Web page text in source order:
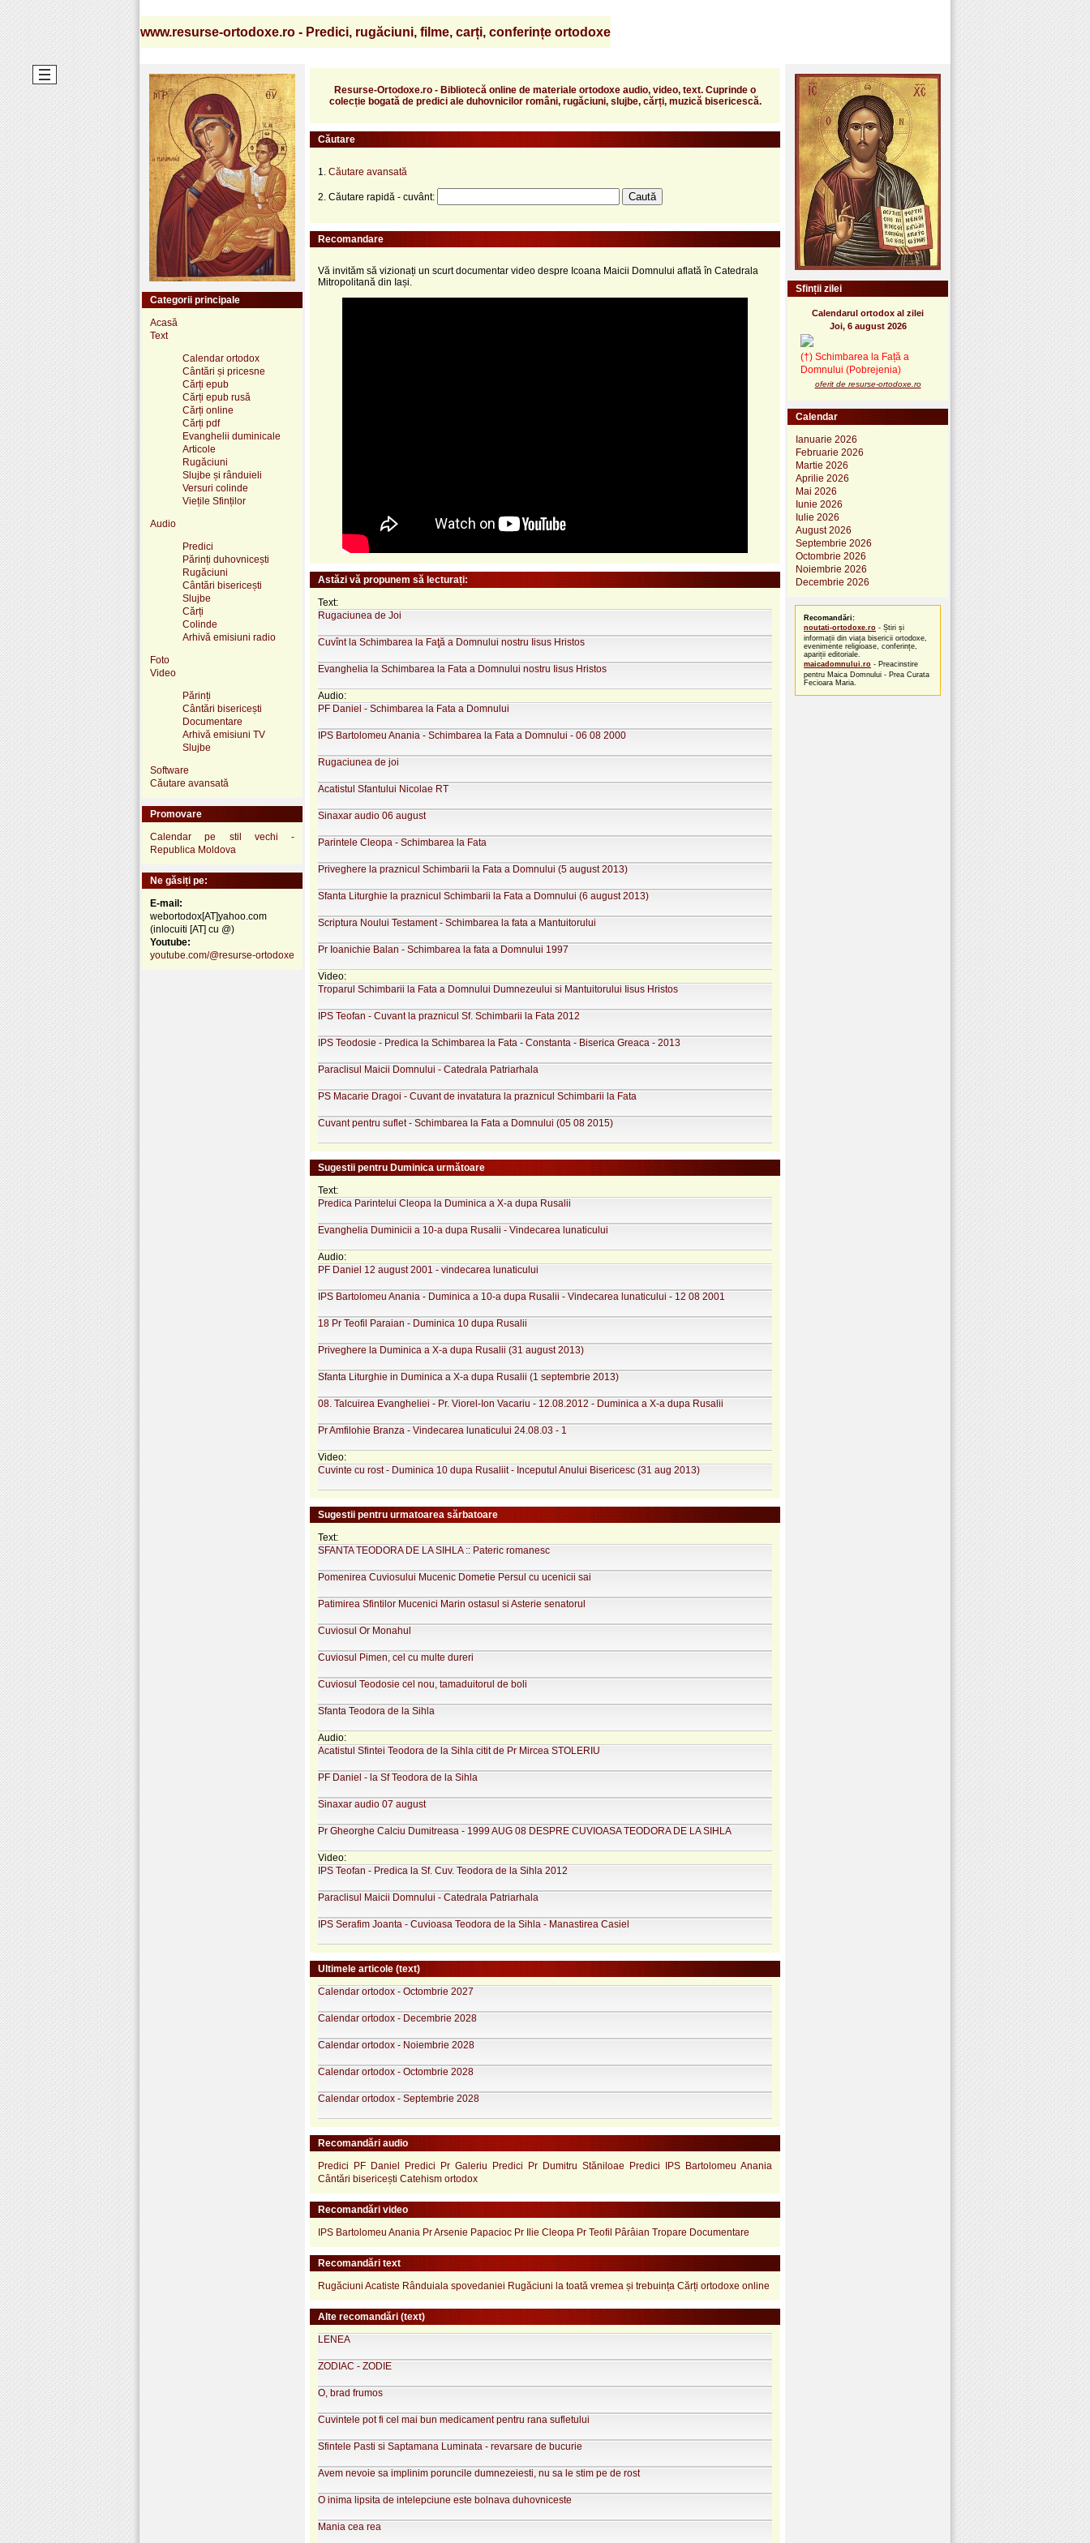
www.resurse-ortodoxe.ro - Predici, rugăciuni, filme, carți, conferințe ortodoxe
Categorii principale
Acasă
Text
Calendar ortodox
Cântări și pricesne
Cărți epub
Cărți epub rusă
Cărți online
Cărți pdf
Evanghelii duminicale
Articole
Rugăciuni
Slujbe și rânduieli
Versuri colinde
Viețile Sfinților
Audio
Predici
Părinți duhovnicești
Rugăciuni
Cântări bisericești
Slujbe
Cărți
Colinde
Arhivă emisiuni radio
Foto
Video
Părinți
Cântări bisericești
Documentare
Arhivă emisiuni TV
Slujbe
Software
Căutare avansată
Promovare
Calendar pe stil vechi -
Republica Moldova
Ne găsiți pe:
E-mail:
webortodox[AT]yahoo.com
(inlocuiti [AT] cu @)
Youtube:
youtube.com/@resurse-ortodoxe
Resurse-Ortodoxe.ro - Bibliotecă online de materiale ortodoxe audio, video, text. Cuprinde o
colecție bogată de predici ale duhovnicilor români, rugăciuni, slujbe, cărți, muzică bisericescă.
Căutare
1. Căutare avansată
2. Căutare rapidă - cuvânt:
Recomandare
Vă invităm să vizionați un scurt documentar video despre Icoana Maicii Domnului aflată în Catedrala
Mitropolitană din Iași.
Astăzi vă propunem să lecturați:
Text:
Rugaciunea de Joi
Cuvînt la Schimbarea la Faţă a Domnului nostru Iisus Hristos
Evanghelia la Schimbarea la Fata a Domnului nostru Iisus Hristos
Audio:
PF Daniel - Schimbarea la Fata a Domnului
IPS Bartolomeu Anania - Schimbarea la Fata a Domnului - 06 08 2000
Rugaciunea de joi
Acatistul Sfantului Nicolae RT
Sinaxar audio 06 august
Parintele Cleopa - Schimbarea la Fata
Priveghere la praznicul Schimbarii la Fata a Domnului (5 august 2013)
Sfanta Liturghie la praznicul Schimbarii la Fata a Domnului (6 august 2013)
Scriptura Noului Testament - Schimbarea la fata a Mantuitorului
Pr Ioanichie Balan - Schimbarea la fata a Domnului 1997
Video:
Troparul Schimbarii la Fata a Domnului Dumnezeului si Mantuitorului Iisus Hristos
IPS Teofan - Cuvant la praznicul Sf. Schimbarii la Fata 2012
IPS Teodosie - Predica la Schimbarea la Fata - Constanta - Biserica Greaca - 2013
Paraclisul Maicii Domnului - Catedrala Patriarhala
PS Macarie Dragoi - Cuvant de invatatura la praznicul Schimbarii la Fata
Cuvant pentru suflet - Schimbarea la Fata a Domnului (05 08 2015)
Sugestii pentru Duminica următoare
Text:
Predica Parintelui Cleopa la Duminica a X-a dupa Rusalii
Evanghelia Duminicii a 10-a dupa Rusalii - Vindecarea lunaticului
Audio:
PF Daniel 12 august 2001 - vindecarea lunaticului
IPS Bartolomeu Anania - Duminica a 10-a dupa Rusalii - Vindecarea lunaticului - 12 08 2001
18 Pr Teofil Paraian - Duminica 10 dupa Rusalii
Priveghere la Duminica a X-a dupa Rusalii (31 august 2013)
Sfanta Liturghie in Duminica a X-a dupa Rusalii (1 septembrie 2013)
08. Talcuirea Evangheliei - Pr. Viorel-Ion Vacariu - 12.08.2012 - Duminica a X-a dupa Rusalii
Pr Amfilohie Branza - Vindecarea lunaticului 24.08.03 - 1
Video:
Cuvinte cu rost - Duminica 10 dupa Rusaliit - Inceputul Anului Bisericesc (31 aug 2013)
Sugestii pentru urmatoarea sărbatoare
Text:
SFANTA TEODORA DE LA SIHLA :: Pateric romanesc
Pomenirea Cuviosului Mucenic Dometie Persul cu ucenicii sai
Patimirea Sfintilor Mucenici Marin ostasul si Asterie senatorul
Cuviosul Or Monahul
Cuviosul Pimen, cel cu multe dureri
Cuviosul Teodosie cel nou, tamaduitorul de boli
Sfanta Teodora de la Sihla
Audio:
Acatistul Sfintei Teodora de la Sihla citit de Pr Mircea STOLERIU
PF Daniel - la Sf Teodora de la Sihla
Sinaxar audio 07 august
Pr Gheorghe Calciu Dumitreasa - 1999 AUG 08 DESPRE CUVIOASA TEODORA DE LA SIHLA
Video:
IPS Teofan - Predica la Sf. Cuv. Teodora de la Sihla 2012
Paraclisul Maicii Domnului - Catedrala Patriarhala
IPS Serafim Joanta - Cuvioasa Teodora de la Sihla - Manastirea Casiel
Ultimele articole (text)
Calendar ortodox - Octombrie 2027
Calendar ortodox - Decembrie 2028
Calendar ortodox - Noiembrie 2028
Calendar ortodox - Octombrie 2028
Calendar ortodox - Septembrie 2028
Recomandări audio
Predici PF Daniel
Predici Pr Galeriu Predici Pr Dumitru Stăniloae
Predici IPS Bartolomeu Anania
Cântări bisericești Catehism ortodox
Recomandări video
IPS Bartolomeu Anania Pr Arsenie Papacioc Pr Ilie Cleopa Pr Teofil Pârâian Tropare Documentare
Recomandări text
Rugăciuni Acatiste Rânduiala spovedaniei Rugăciuni la toată vremea și trebuința Cărți ortodoxe online
Alte recomandări (text)
LENEA
ZODIAC - ZODIE
O, brad frumos
Cuvintele pot fi cel mai bun medicament pentru rana sufletului
Sfintele Pasti si Saptamana Luminata - revarsare de bucurie
Avem nevoie sa implinim poruncile dumnezeiesti, nu sa le stim pe de rost
O inima lipsita de intelepciune este bolnava duhovniceste
Mania cea rea
Sfinții zilei
Calendarul ortodox al zilei
Joi, 6 august 2026
(†) Schimbarea la Față a
Domnului (Pobrejenia)
oferit de resurse-ortodoxe.ro
Calendar
Ianuarie 2026
Februarie 2026
Martie 2026
Aprilie 2026
Mai 2026
Iunie 2026
Iulie 2026
August 2026
Septembrie 2026
Octombrie 2026
Noiembrie 2026
Decembrie 2026
Recomandări:
noutati-ortodoxe.ro - Știri și
informații din viața bisericii ortodoxe,
evenimente religioase, conferințe,
apariții editoriale.
maicadomnului.ro - Preacinstire
pentru Maica Domnului - Prea Curata
Fecioara Maria.